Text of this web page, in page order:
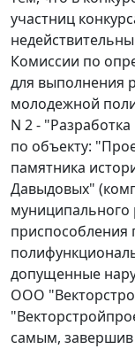
участниц
Комиссии по
для выполнения
молодежной
N 2 -
по объекту:
памятника
Давыдовых"
приспособления
допущенные
ООО
самым, завершив